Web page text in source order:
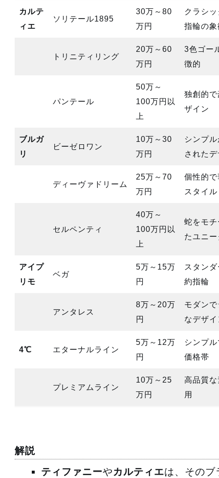
カルテ
ィエ
ソリテール1895
30万～80
万円
クラシ
指輪の象
トリニティリング
20万～60
万円
3色ゴー
徴的
パンテール
50万～
100万円以
上
独創的
ザイン
ブルガ
リ
ビーゼロワン
10万～30
万円
シンプ
された
ディーヴァドリーム
25万～70
万円
個性的
スタイル
セルペンティ
40万～
100万円以
上
蛇をモ
たユニ
アイプ
リモ
ベガ
5万～15万
円
スタン
約指輪
アンタレス
8万～20万
円
モダン
なデザ
4℃ エターナルライン
5万～12万
円
シンプ
価格帯
プレミアムライン
10万～25
万円
高品質
用
解説
ティファニーやカルティエは、そのブ